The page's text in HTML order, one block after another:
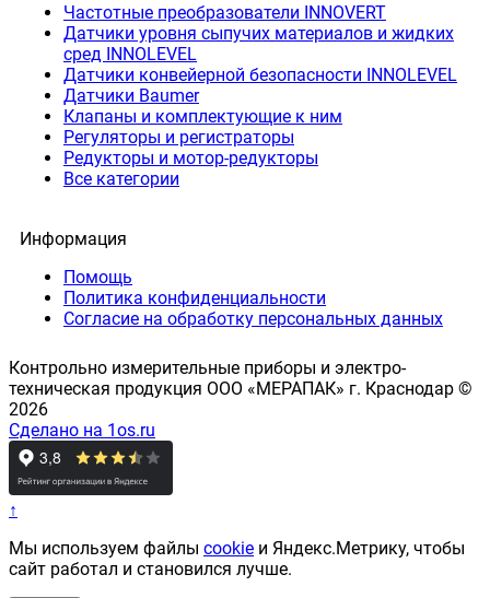
Частотные преобразователи INNOVERT
Датчики уровня сыпучих материалов и жидких
сред INNOLEVEL
Датчики конвейерной безопасности INNOLEVEL
Датчики Baumer
Клапаны и комплектующие к ним
Регуляторы и регистраторы
Редукторы и мотор-редукторы
Все категории
Информация
Помощь
Политика конфиденциальности
Согласие на обработку персональных данных
Контрольно измерительные приборы и электро-
техническая продукция ООО «МЕРАПАК» г. Краснодар ©
2026
Сделано на 1os.ru
↑
Мы используем файлы cookie и Яндекс.Метрику, чтобы
сайт работал и становился лучше.